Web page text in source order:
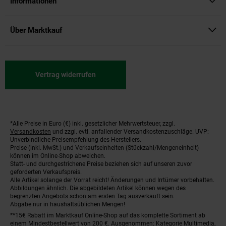
Über Marktkauf
Vertrag widerrufen
Fußnoten
*Alle Preise in Euro (€) inkl. gesetzlicher Mehrwertsteuer, zzgl.
Versandkosten und zzgl. evtl. anfallender Versandkostenzuschläge. UVP:
Unverbindliche Preisempfehlung des Herstellers.
Preise (inkl. MwSt.) und Verkaufseinheiten (Stückzahl/Mengeneinheit)
können im Online-Shop abweichen.
Statt- und durchgestrichene Preise beziehen sich auf unseren zuvor
geforderten Verkaufspreis.
Alle Artikel solange der Vorrat reicht! Änderungen und Irrtümer vorbehalten.
Abbildungen ähnlich. Die abgebildeten Artikel können wegen des
begrenzten Angebots schon am ersten Tag ausverkauft sein.
Abgabe nur in haushaltsüblichen Mengen!
**15€ Rabatt im Marktkauf Online-Shop auf das komplette Sortiment ab
einem Mindestbestellwert von 200 €. Ausgenommen: Kategorie Multimedia,